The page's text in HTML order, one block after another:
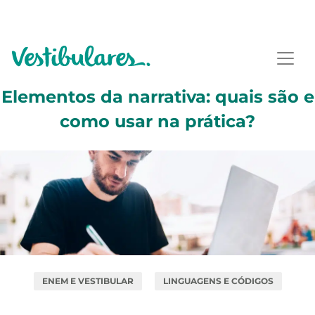
Elementos da narrativa: quais são e
como usar na prática?
ENEM E VESTIBULAR LINGUAGENS E CÓDIGOS